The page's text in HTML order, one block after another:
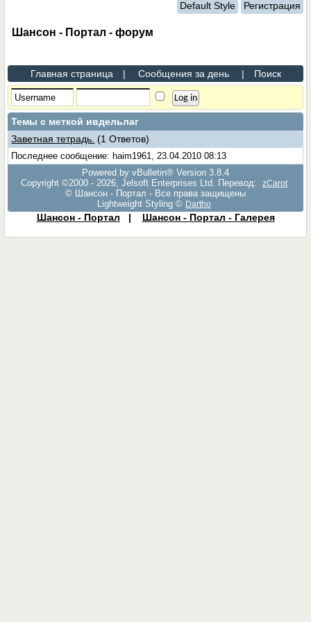
Default Style Регистрация
Шансон - Портал - форум
Главная страница | Сообщения за день | Поиск
Темы с меткой ивдельлаг
Заветная тетрадь. (1 Ответов)
Последнее сообщение: haim1961, 23.04.2010 08:13
Powered by vBulletin® Version 3.8.4
Copyright ©2000 - 2026, Jelsoft Enterprises Ltd. Перевод:
zCarot
© Шансон - Портал - Все права защищены
Lightweight Styling © Dartho
Шансон - Портал | Шансон - Портал - Галерея